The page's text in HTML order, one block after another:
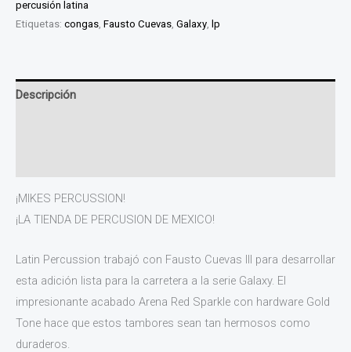
percusión latina
Etiquetas: congas Fausto Cuevas Galaxy lp
Descripción
¡MIKES PERCUSSION!
¡LA TIENDA DE PERCUSION DE MEXICO!
Latin Percussion trabajó con Fausto Cuevas III para desarrollar
esta adición lista para la carretera a la serie Galaxy. El
impresionante acabado Arena Red Sparkle con hardware Gold
Tone hace que estos tambores sean tan hermosos como
duraderos.